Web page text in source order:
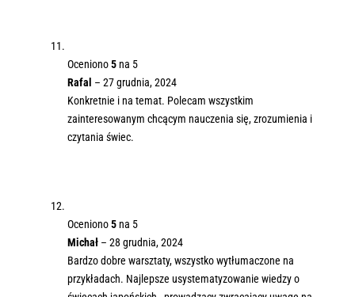
Oceniono5na 5
Rafal – 27 grudnia, 2024
Konkretnie i na temat. Polecam wszystkim
zainteresowanym chcącym nauczenia się, zrozumienia i
czytania świec.
Oceniono5na 5
Michał – 28 grudnia, 2024
Bardzo dobre warsztaty, wszystko wytłumaczone na
przykładach. Najlepsze usystematyzowanie wiedzy o